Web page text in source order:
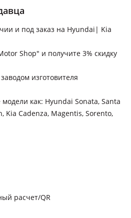
DMA), 2015 - 2018 3 поколение
- 2021 4 поколение (TM/TMA),
2017 - 2022 7 поколение
TLE), 2018 - 2021 3 поколение
- н.в. 4 поколение (NX4)
- 2016 1 поколение
поколение, 2020 - н.в. 2
и под заказ на Hyundai| Kia
Shop" и получите 3% скидку
изготовителя
как: Hyundai Sonata, Santa
Kia Cadenza, Magentis, Sorento,
расчет/QR